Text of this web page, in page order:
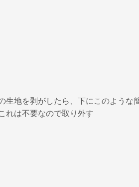
生地を剥がしたら、下にこのような
れは不要なので取り外す